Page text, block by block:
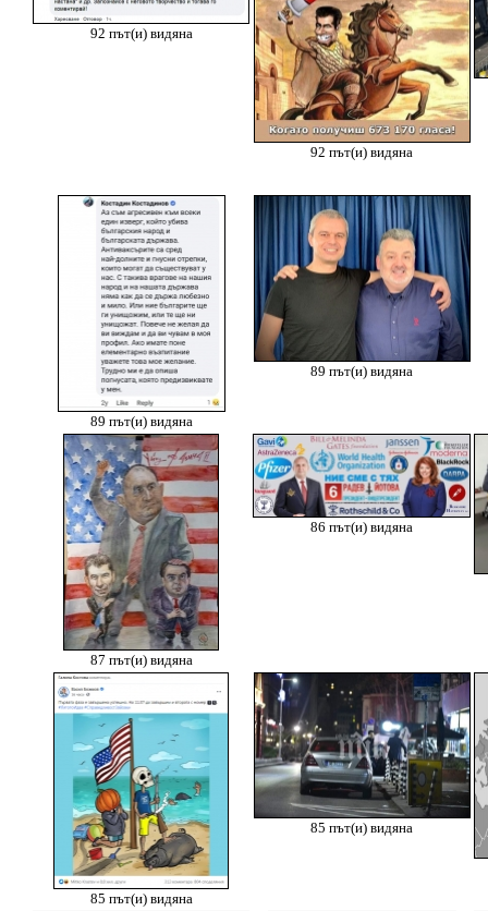
92 път(и) видяна
92 път(и) видяна
89 път(и) видяна
89 път(и) видяна
87 път(и) видяна
86 път(и) видяна
85 път(и) видяна
85 път(и) видяна